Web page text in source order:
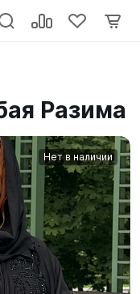
Разима
Нет в наличии